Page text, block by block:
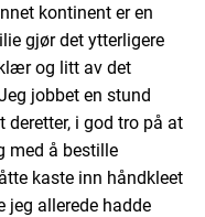
kontinent er en
gjør det ytterligere
og litt av det
jobbet en stund
deretter, i god tro på at
med å bestille
kaste inn håndkleet
jeg allerede hadde